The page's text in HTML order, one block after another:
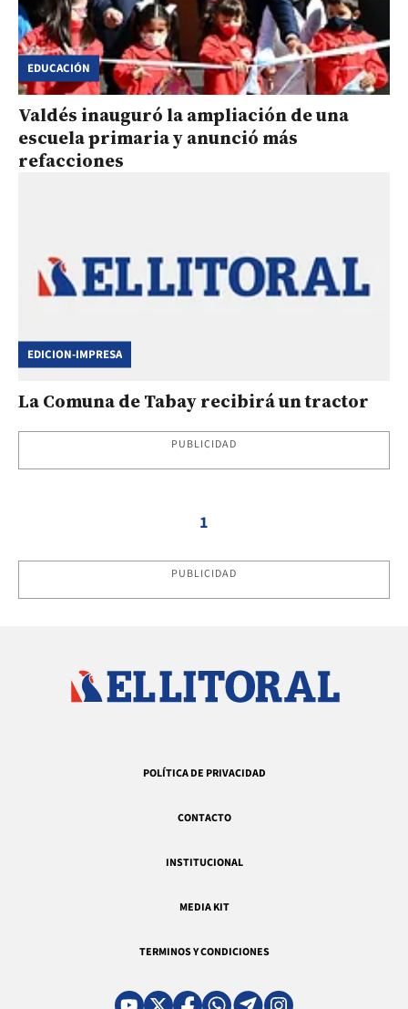
EDUCACIÓN
Valdés inauguró la ampliación de una
escuela primaria y anunció más
refacciones
EDICION-IMPRESA
La Comuna de Tabay recibirá un tractor
PUBLICIDAD
1
PUBLICIDAD
POLÍTICA DE PRIVACIDAD
CONTACTO
INSTITUCIONAL
MEDIA KIT
TERMINOS Y CONDICIONES